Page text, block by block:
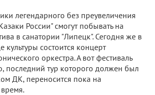
легендарного без преувеличения
России" смогут побывать на
в санатории "Липецк". Сегодня же в
культуры состоится концерт
оркестра. А вот фестиваль
последний тур которого должен был
ДК, переносится пока на